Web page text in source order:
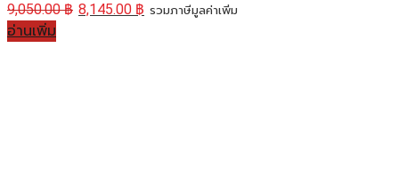
9,050.00฿ 8,145.00 ฿ รวมภาษีมูลค่าเพิ่ม
อ่านเพิ่ม